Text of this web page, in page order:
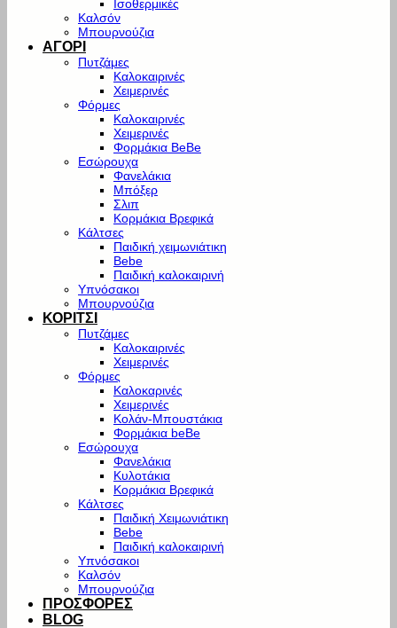
Ισοθερμικές
Καλσόν
Μπουρνούζια
ΑΓΟΡΙ
Πυτζάμες
Καλοκαιρινές
Χειμερινές
Φόρμες
Καλοκαιρινές
Χειμερινές
Φορμάκια BeBe
Εσώρουχα
Φανελάκια
Μπόξερ
Σλιπ
Κορμάκια Βρεφικά
Κάλτσες
Παιδική χειμωνιάτικη
Bebe
Παιδική καλοκαιρινή
Υπνόσακοι
Μπουρνούζια
ΚΟΡΙΤΣΙ
Πυτζάμες
Καλοκαιρινές
Χειμερινές
Φόρμες
Καλοκαρινές
Χειμερινές
Κολάν-Μπουστάκια
Φορμάκια beBe
Εσώρουχα
Φανελάκια
Κυλοτάκια
Κορμάκια Βρεφικά
Κάλτσες
Παιδική Χειμωνιάτικη
Bebe
Παιδική καλοκαιρινή
Υπνόσακοι
Καλσόν
Μπουρνούζια
ΠΡΟΣΦΟΡΕΣ
BLOG